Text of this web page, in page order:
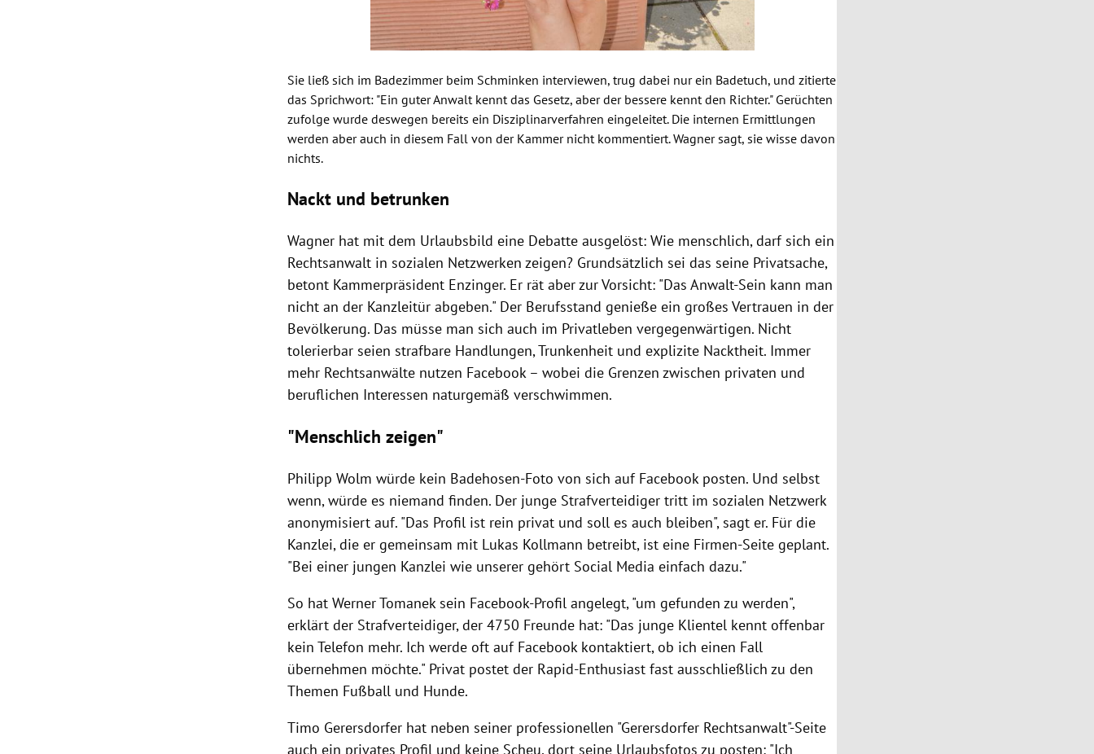
Sie ließ sich im Badezimmer beim Schminken interviewen, trug dabei nur ein Badetuch, und zitierte
das Sprichwort: "Ein guter Anwalt kennt das Gesetz, aber der bessere kennt den Richter." Gerüchten
zufolge wurde deswegen bereits ein Disziplinarverfahren eingeleitet. Die internen Ermittlungen
werden aber auch in diesem Fall von der Kammer nicht kommentiert.Wagnersagt, sie wisse davon
nichts.
Nackt und betrunken
Wagner hat mit dem Urlaubsbild eine Debatte ausgelöst: Wie menschlich, darf sich ein
Rechtsanwalt in sozialen Netzwerken zeigen? Grundsätzlich sei das seine Privatsache,
betont Kammerpräsident Enzinger. Er rät aber zur Vorsicht: "Das Anwalt-Sein kann man
nicht an der Kanzleitür abgeben." Der Berufsstand genieße ein großes Vertrauen in der
Bevölkerung. Das müsse man sich auch im Privatleben vergegenwärtigen. Nicht
tolerierbar seien strafbare Handlungen, Trunkenheit und explizite Nacktheit. Immer
mehr Rechtsanwälte nutzen Facebook– wobei die Grenzen zwischen privaten und
beruflichen Interessen naturgemäß verschwimmen.
"Menschlich zeigen"
Philipp Wolm würde kein Badehosen-Foto von sich auf Facebookposten. Und selbst
wenn, würde es niemand finden. Der junge Strafverteidiger tritt im sozialen Netzwerk
anonymisiert auf. "Das Profil ist rein privat und soll es auch bleiben", sagt er. Für die
Kanzlei, die er gemeinsam mit Lukas Kollmann betreibt, ist eine Firmen-Seite geplant.
"Bei einer jungen Kanzlei wie unserer gehört Social Media einfach dazu."
So hatWerner Tomaneksein Facebook-Profil angelegt, "um gefunden zu werden",
erklärt der Strafverteidiger, der 4750 Freunde hat: "Das junge Klientel kennt offenbar
kein Telefon mehr. Ich werde oft auf Facebookkontaktiert, ob ich einen Fall
übernehmen möchte." Privat postet der Rapid-Enthusiast fast ausschließlich zu den
Themen Fußball und Hunde.
Timo Gerersdorfer hat neben seiner professionellen "Gerersdorfer Rechtsanwalt"-Seite
auch ein privates Profil und keine Scheu, dort seine Urlaubsfotos zu posten: "Ich